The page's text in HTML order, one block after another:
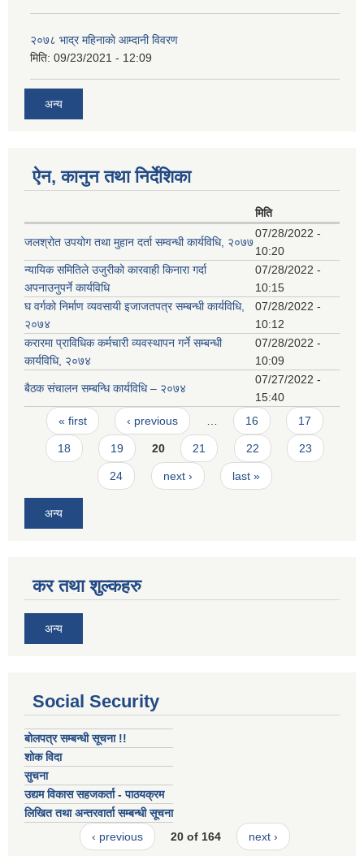
२०७८ भाद्र महिनाकाे आम्दानी विवरण
मिति: 09/23/2021 - 12:09
अन्य
ऐन, कानुन तथा निर्देशिका
मिति
जलश्रोत उपयोग तथा मुहान दर्ता सम्वन्धी कार्यविधि, २०७७
07/28/2022 -
10:20
न्यायिक समितिले उजुरीको कारवाही किनारा गर्दा
अपनाउनुपर्ने कार्यविधि
07/28/2022 -
10:15
घ वर्गको निर्माण व्यवसायी इजाजतपत्र सम्बन्धी कार्यविधि,
२०७४
07/28/2022 -
10:12
करारमा प्राविधिक कर्मचारी व्यवस्थापन गर्ने सम्बन्धी
कार्यविधि, २०७४
07/28/2022 -
10:09
बैठक संचालन सम्बन्धि कार्यविधि – २०७४
07/27/2022 -
15:40
Pages
« first ‹ previous 16 17
18 19 20 21 22 23
24 next › last »
अन्य
कर तथा शुल्कहरु
अन्य
Social Security
बोलपत्र सम्बन्धी सूचना !!
शोक विदा
सुचना
उद्यम विकास सहजकर्ता - पाठयक्रम
लिखित तथा अन्तरवार्ता सम्बन्धी सूचना
‹ previous
20 of 164 next ›